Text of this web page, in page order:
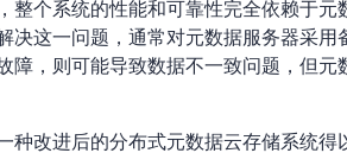
个系统的性能和可靠性完全依赖于
这一问题，通常对元数据服务器采
障，则可能导致数据不一致问题，但
改进后的分布式元数据云存储系统